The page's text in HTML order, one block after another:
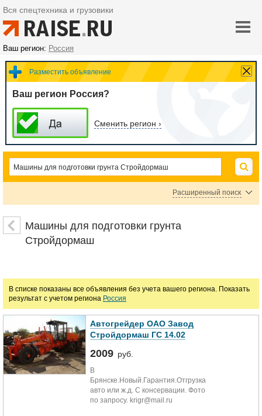
Вся спецтехника и грузовики
Ваш регион: Россия
Разместить объявление
Ваш регион Россия?
Сменить регион ›
Расширенный поиск
Цена
руб.
Машины для подготовки грунта
Стройдормаш
В списке показаны все объявления без учета вашего региона. Показать
результат с учетом региона Россия
Автогрейдер ОАО Завод
Стройдормаш ГС 14.02
2009 руб.
В
Брянске.Новый.Гарантия.Отгрузка
авто или ж.д. С консервации. Фото
по запросу. krigr@mail.ru